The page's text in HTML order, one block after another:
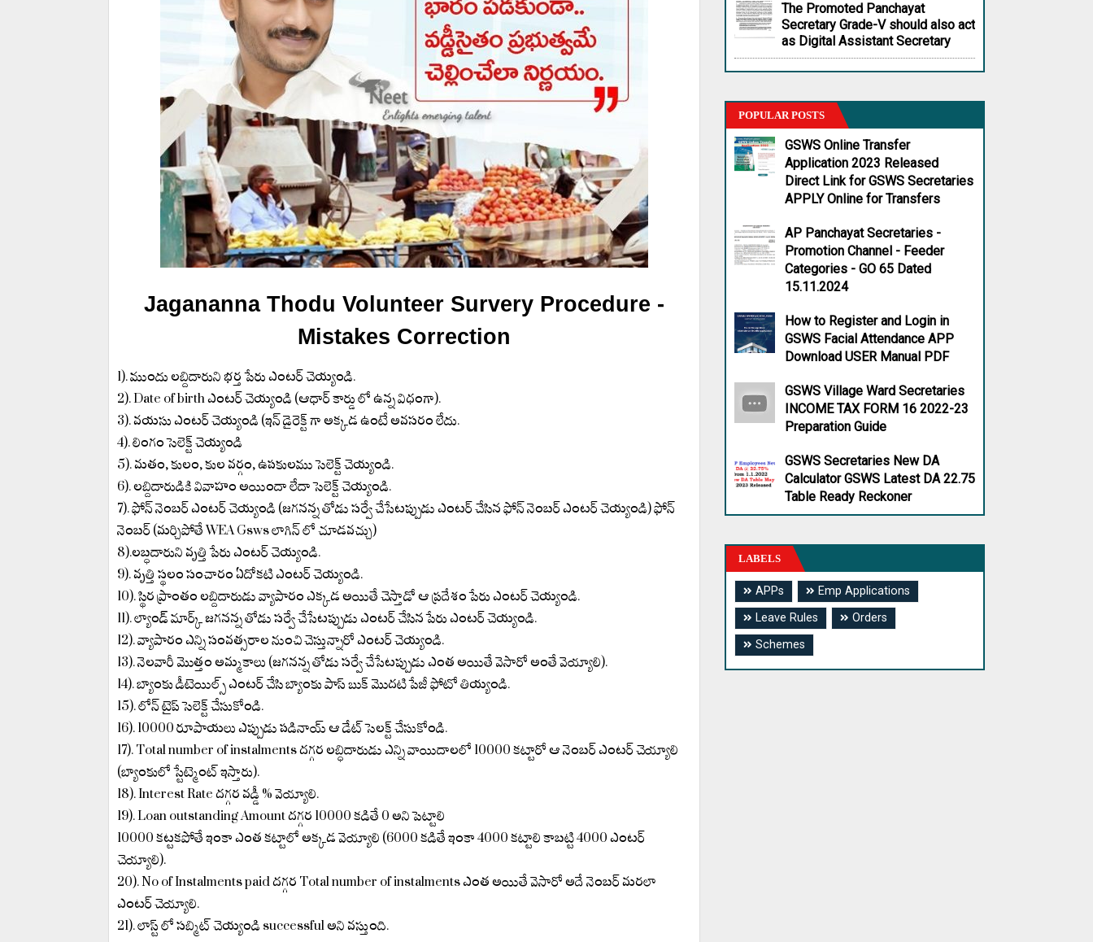
Jagananna Thodu Volunteer Survery Procedure -
Mistakes Correction
1). ముందు లబ్దిదారుని భర్త పేరు ఎంటర్ చెయ్యండి.
2). Date of birth ఎంటర్ చెయ్యండి (ఆధార్ కార్డు లో ఉన్న విధంగా).
3). వయసు ఎంటర్ చెయ్యండి (ఇన్ డైరెక్ట్ గా అక్కడ ఉంటే అవసరం లేదు.
4). లింగం సెలెక్ట్ చెయ్యండి
5). మతం, కులం, కుల వర్గం, ఉపకులము సెలెక్ట్ చెయ్యండి.
6). లబ్దిదారుడికి వివాహం అయిందా లేదా సెలెక్ట్ చెయ్యండి.
7). ఫోన్ నెంబర్ ఎంటర్ చెయ్యండి (జగనన్న తోడు సర్వే చేసేటప్పుడు ఎంటర్ చేసిన ఫోన్ నెంబర్ ఎంటర్ చెయ్యండి) ఫోన్
నెంబర్ (మర్చిపోతే WEA Gsws లాగిన్ లో చూడవచ్చు)
8).లబ్ధదారుని వృత్తి పేరు ఎంటర్ చెయ్యండి.
9). వృత్తి స్థలం సంచారం ఏదోకటి ఎంటర్ చెయ్యండి.
10). స్థిర ప్రాంతం లబ్దిదారుడు వ్యాపారం ఎక్కడ అయితే చెస్తాడో ఆ ప్రదేశం పేరు ఎంటర్ చెయ్యండి.
11). ల్యాండ్ మార్క్ జగనన్న తోడు సర్వే చేసేటప్పుడు ఎంటర్ చేసిన పేరు ఎంటర్ చెయ్యండి.
12). వ్యాపారం ఎన్ని సంవత్సరాల నుంచి చెస్తున్నారో ఎంటర్ చెయ్యండి.
13). నెలవారీ మొత్తం అమ్మకాలు (జగనన్న తోడు సర్వే చేసేటప్పుడు ఎంత అయితే వెసారో అంతే వెయ్యాలి).
14). బ్యాంకు డీటెయిల్స్ ఎంటర్ చేసి బ్యాంకు పాస్ బుక్ మొదటి పేజీ ఫోటో తియ్యండి.
15). లోన్ టైప్ సెలెక్ట్ చేసుకోండి.
16). 10000 రూపాయలు ఎప్పుడు పడినాయ్ ఆ డేట్ సెలక్ట్ చేసుకోండి.
17). Total number of instalments దగ్గర లబ్ధిదారుడు ఎన్ని వాయిదాలలో 10000 కట్టారో ఆ నెంబర్ ఎంటర్ చెయ్యాలి
(బ్యాంకులో స్టేట్మెంట్ ఇస్తారు).
18). Interest Rate దగ్గర వడ్డీ % వెయ్యాలి.
19). Loan outstanding Amount దగ్గర 10000 కడితే 0 అని పెట్టాలి
10000 కట్టకపోతే ఇంకా ఎంత కట్టాలో అక్కడ వెయ్యాలి (6000 కడితే ఇంకా 4000 కట్టాలి కాబట్టి 4000 ఎంటర్
చెయ్యాలి).
20). No of Instalments paid దగ్గర Total number of instalments ఎంత అయితే వెసారో అదే నెంబర్ మరలా
ఎంటర్ చెయ్యాలి.
21). లాస్ట్ లో సబ్మిట్ చెయ్యండి successful అని వస్తుంది.
The Promoted Panchayat
Secretary Grade-V should also act
as Digital Assistant Secretary
POPULAR POSTS
GSWS Online Transfer
Application 2023 Released
Direct Link for GSWS Secretaries
APPLY Online for Transfers
AP Panchayat Secretaries -
Promotion Channel - Feeder
Categories - GO 65 Dated
15.11.2024
How to Register and Login in
GSWS Facial Attendance APP
Download USER Manual PDF
GSWS Village Ward Secretaries
INCOME TAX FORM 16 2022-23
Preparation Guide
GSWS Secretaries New DA
Calculator GSWS Latest DA 22.75
Table Ready Reckoner
LABELS
APPs
Emp Applications
Leave Rules
Orders
Schemes